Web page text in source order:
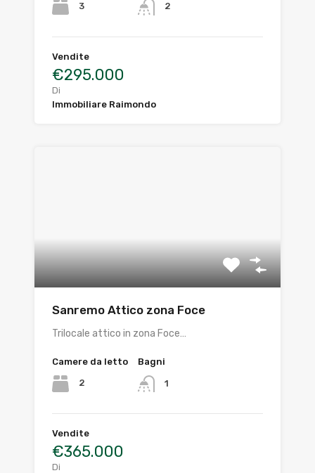
3 2
Vendite
€295.000
Di
Immobiliare Raimondo
Sanremo Attico zona Foce
Trilocale attico in zona Foce…
Camere da letto
2
Bagni
1
Vendite
€365.000
Di